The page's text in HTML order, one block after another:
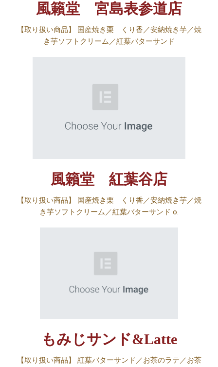
風籟堂 宮島表参道店
【取り扱い商品】 国産焼き栗 くり香／安納焼き芋／焼
き芋ソフトクリーム／紅葉バターサンド
風籟堂 紅葉谷店
【取り扱い商品】 国産焼き栗 くり香／安納焼き芋／焼
き芋ソフトクリーム／紅葉バターサンド o.
もみじサンド&Latte​
【取り扱い商品】 紅葉バターサンド／お茶のラテ／お茶